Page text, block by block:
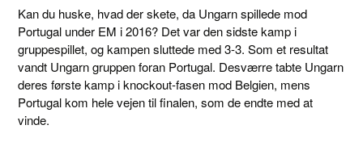
Kan du huske, hvad der skete, da Ungarn spillede mod
Portugal under EM i 2016? Det var den sidste kamp i
gruppespillet, og kampen sluttede med 3-3. Som et resultat
vandt Ungarn gruppen foran Portugal. Desværre tabte Ungarn
deres første kamp i knockout-fasen mod Belgien, mens
Portugal kom hele vejen til finalen, som de endte med at
vinde.